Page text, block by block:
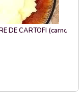
DE CARTOFI (carne